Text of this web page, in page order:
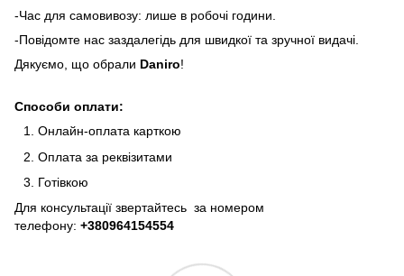
-Час для самовивозу: лише в робочі години.
-Повідомте нас заздалегідь для швидкої та зручної видачі.
Дякуємо, що обрали Daniro!
Способи оплати:
Онлайн-оплата карткою
Оплата за реквізитами
Готівкою
Для консультації звертайтесь за номером
телефону: +380964154554